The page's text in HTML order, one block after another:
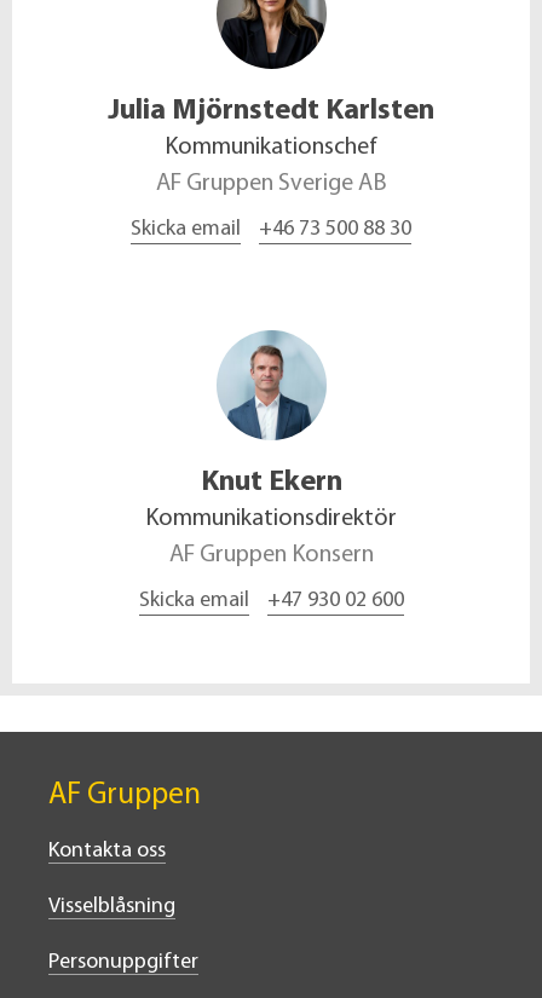
Julia Mjörnstedt Karlsten
Kommunikationschef
AF Gruppen Sverige AB
Skicka email +46 73 500 88 30
Knut Ekern
Kommunikationsdirektör
AF Gruppen Konsern
Skicka email +47 930 02 600
AF Gruppen
Kontakta oss
Visselblåsning
Personuppgifter